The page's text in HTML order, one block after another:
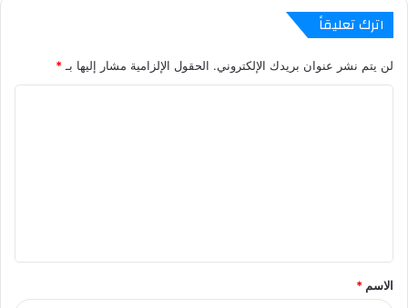
اترك تعليقاً
لن يتم نشر عنوان بريدك الإلكتروني. الحقول الإلزامية مشار إليها بـ *
ق
*
الاسم *